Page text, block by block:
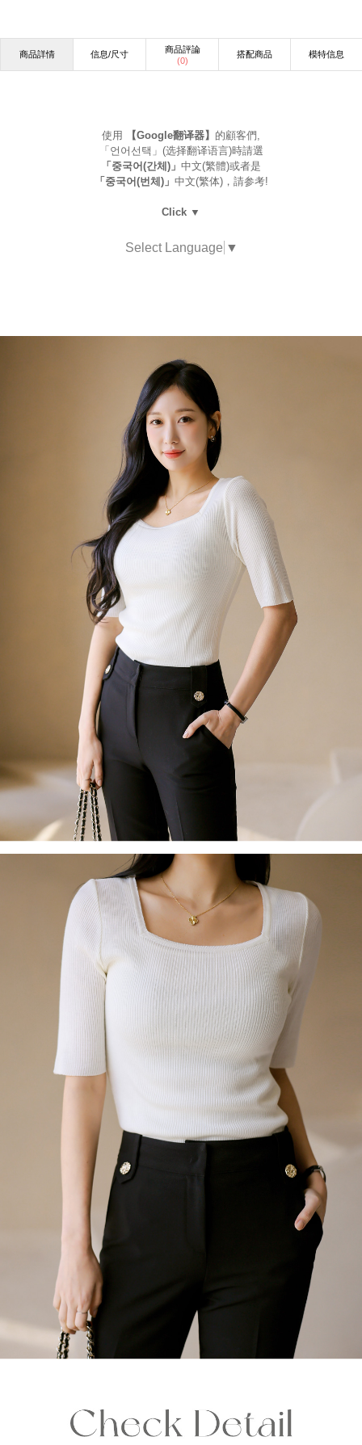
商品詳情 信息/尺寸
商品評論
(0)
搭配商品 模特信息
使用 【Google翻译器】 的顧客們,
「언어선택」(选择翻译语言)時請選
「중국어(간체)」 中文(繁體)或者是
「중국어(번체)」 中文(繁体)，請参考!
Click ▼
Select Language ▼